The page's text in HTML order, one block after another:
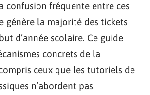
confusion fréquente entre ces
génère la majorité des tickets
d’année scolaire. Ce guide
concrets de la
ceux que les tutoriels de
n’abordent pas.